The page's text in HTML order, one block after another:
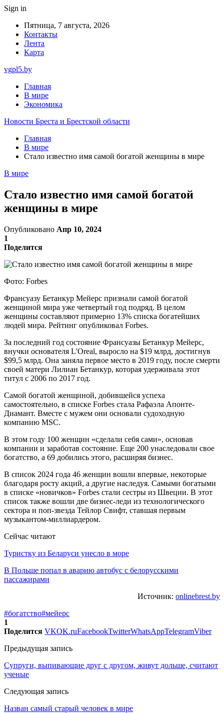
Sign in
Пятница, 7 августа, 2026
Контакты
Лента
Карта
vgpl5.by
Главная
В мире
Экономика
Новости Бреста и Брестской области
Главная
В мире
Стало известно имя самой богатой женщины в мире
В мире
Стало известно имя самой богатой
женщины в мире
Опубликовано Апр 10, 2024
1
Поделится
Фото: Forbes
Франсуазу Бетанкур Мейерс признали самой богатой
женщиной мира уже четвертый год подряд. В целом
женщины составляют примерно 13% списка богатейших
людей мира. Рейтинг опубликовал Forbes.
За последний год состояние Франсуазы Бетанкур Мейерс,
внучки основателя L'Oreal, выросло на $19 млрд, достигнув
$99,5 млрд. Она заняла первое место в 2019 году, после смерти
своей матери Лилиан Бетанкур, которая удерживала этот
титул с 2006 по 2017 год.
Самой богатой женщиной, добившейся успеха
самостоятельно, в списке Forbes стала Рафаэла Апонте-
Диамант. Вместе с мужем они основали судоходную
компанию MSC.
В этом году 100 женщин «сделали себя сами», основав
компании и заработав состояние. Еще 200 унаследовали свое
богатство, а 69 добились этого, расширяя бизнес.
В список 2024 года 46 женщин вошли впервые, некоторые
благодаря росту акций, а другие наследуя. Самыми богатыми
в списке «новичков» Forbes стали сестры из Швеции. В этот
список также вошли две бизнес-леди из технологического
сектора и поп-звезда Тейлор Свифт, ставшая первым
музыкантом-миллиардером.
Сейчас читают
Туристку из Беларуси унесло в море
В Польше попал в аварию автобус с белорусскими
пассажирами
Источник: onlinebrest.by
#богатство#мейерс
1
Поделится VKOK.ruFacebookTwitterWhatsAppTelegramViber
Предыдущая запись
Супруги, выпивающие друг с другом, живут дольше, считают
ученые
Следующая запись
Назван самый старый человек в мире